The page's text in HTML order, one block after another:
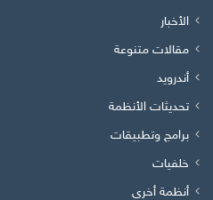
الأخبار
مقالات متنوعة
أندرويد
تحديثات الأنظمة
برامج وتطبيقات
خلفيات
أنظمة أخرى